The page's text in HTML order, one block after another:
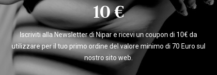
10 €
Iscriviti alla Newsletter di Nipar e ricevi un coupon di 10€ da
utilizzare per il tuo primo ordine del valore minimo di 70 Euro sul
nostro sito web.